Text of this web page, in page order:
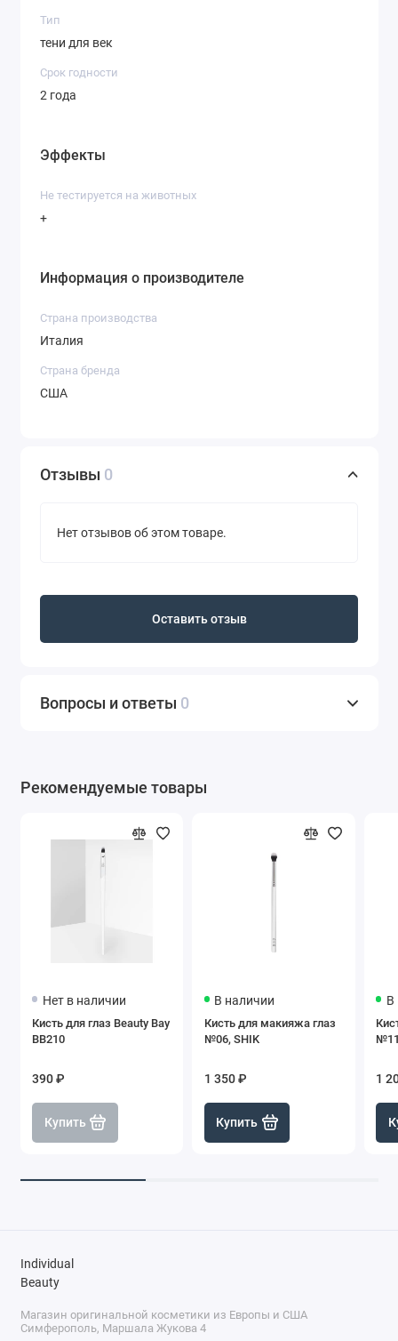
Тип
тени для век
Срок годности
2 года
Эффекты
Не тестируется на животных
+
Информация о производителе
Страна производства
Италия
Страна бренда
США
Отзывы 0
Нет отзывов об этом товаре.
Оставить отзыв
Вопросы и ответы 0
Рекомендуемые товары
Нет в наличии
Кисть для глаз Beauty Bay
BB210
390 ₽
Купить
В наличии
Кисть для макияжа глаз
№06, SHIK
1 350 ₽
Купить
В
1
Individual
Beauty
Магазин оригинальной косметики из Европы и США
Симферополь, Маршала Жукова 4